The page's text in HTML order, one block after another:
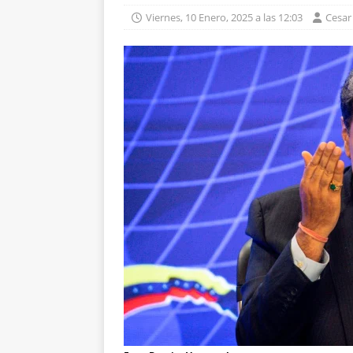
Viernes, 10 Enero, 2025 a las 12:03